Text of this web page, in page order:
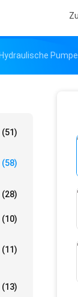
Pumpe
(51)
(58)
(28)
(10)
(11)
(13)